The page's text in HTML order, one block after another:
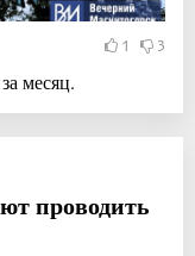
1 3
месяц.
проводить